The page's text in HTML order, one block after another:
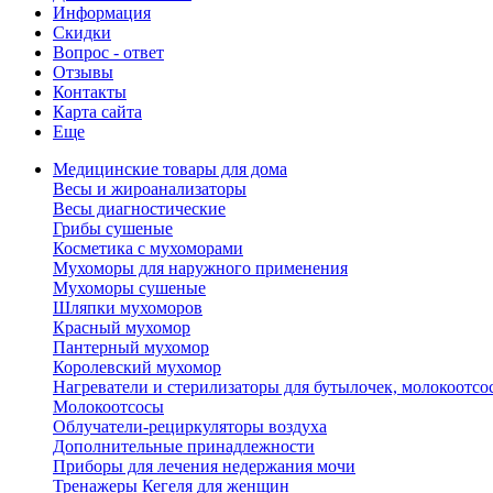
Информация
Скидки
Вопрос - ответ
Отзывы
Контакты
Карта сайта
Еще
Медицинские товары для дома
Весы и жироанализаторы
Весы диагностические
Грибы сушеные
Косметика с мухоморами
Мухоморы для наружного применения
Мухоморы сушеные
Шляпки мухоморов
Красный мухомор
Пантерный мухомор
Королевский мухомор
Нагреватели и стерилизаторы для бутылочек,
Молокоотсосы
Облучатели-рециркуляторы воздуха
Дополнительные принадлежности
Приборы для лечения недержания мочи
Тренажеры Кегеля для женщин